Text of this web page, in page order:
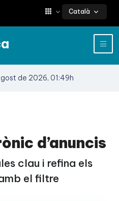
Català
de 2026, 01:49h
d’anuncis
clau i refina els
el filtre